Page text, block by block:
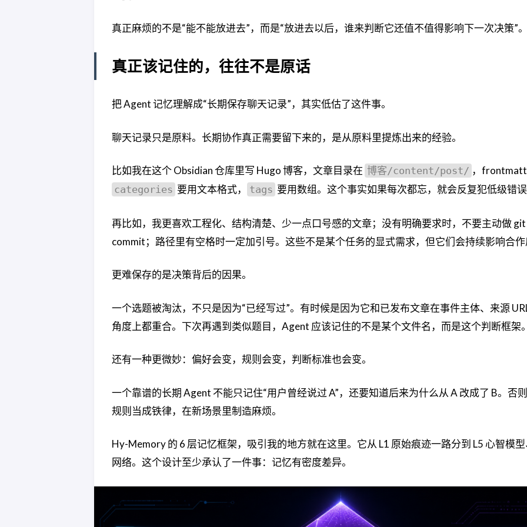
真正麻烦的不是“能不能放进去”，而是“放进去以后，谁来判断它还值不值得影响下一次决策”。
真正该记住的，往往不是原话
把 Agent 记忆理解成“长期保存聊天记录”，其实低估了这件事。
聊天记录只是原料。长期协作真正需要留下来的，是从原料里提炼出来的经验。
比如我在这个 Obsidian 仓库里写 Hugo 博客，文章目录在 博客/content/post/ ，
categories 要用文本格式， tags 要用数组。这个事实如果每次都忘，就会反复犯低级错误
再比如，我更喜欢工程化、结构清楚、少一点口号感的文章；没有明确要求时，不要主动做 git
commit；路径里有空格时一定加引号。这些不是某个任务的显式需求，但它们会持续影响合作
更难保存的是决策背后的因果。
一个选题被淘汰，不只是因为“已经写过”。有时候是因为它和已发布文章在事件主体、来源
角度上都重合。下次再遇到类似题目，Agent 应该记住的不是某个文件名，而是这个判断框架。
还有一种更微妙：偏好会变，规则会变，判断标准也会变。
一个靠谱的长期 Agent 不能只记住“用户曾经说过 A”，还要知道后来为什么从 A 改成了 B。否
规则当成铁律，在新场景里制造麻烦。
Hy-Memory 的 6 层记忆框架，吸引我的地方就在这里。它从 L1 原始痕迹一路分到 L5 心智模型
网络。这个设计至少承认了一件事：记忆有密度差异。